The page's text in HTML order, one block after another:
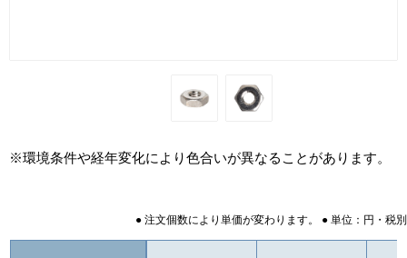
※環境条件や経年変化により色合いが異なることがあります。
● 注文個数により単価が変わります。 ● 単位：円・税別